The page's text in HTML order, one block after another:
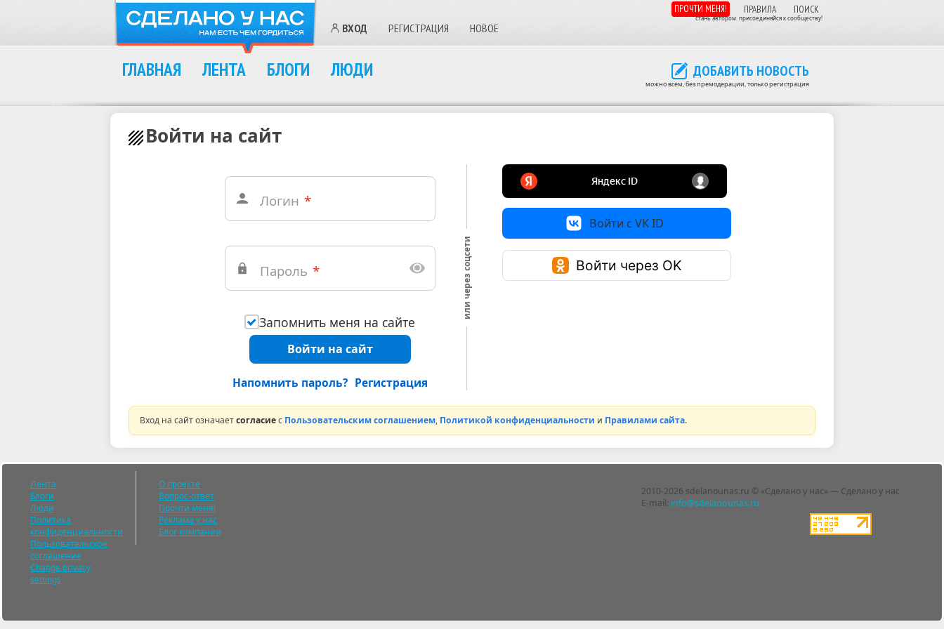
ВХОД РЕГИСТРАЦИЯ НОВОЕ
ПРОЧТИ МЕНЯ! ПРАВИЛА ПОИСК
стань автором. присоединяйся к сообществу!
ДОБАВИТЬ НОВОСТЬ
можно всем, без премодерации, только регистрация
ГЛАВНАЯ ЛЕНТА БЛОГИ ЛЮДИ
Войти на сайт
Логин *
Пароль *
Запомнить меня на сайте
Войти на сайт
Напомнить пароль? Регистрация
или через соцсети
Войти с VK ID
Войти через OK
Вход на сайт означаетсогласиес Пользовательским соглашением, Политикой конфиденциальности и Правилами сайта.
2010-2026 sdelanounas.ru © «Сделано у нас» — Сделано у нас
E-mail: info@sdelanounas.ru
Лента
Блоги
Люди
Политика
конфиденциальности
Пользовательское
соглашение
Change privacy
settings
О проекте
Вопрос-ответ
Прочти меня!
Реклама у нас
Блог компании